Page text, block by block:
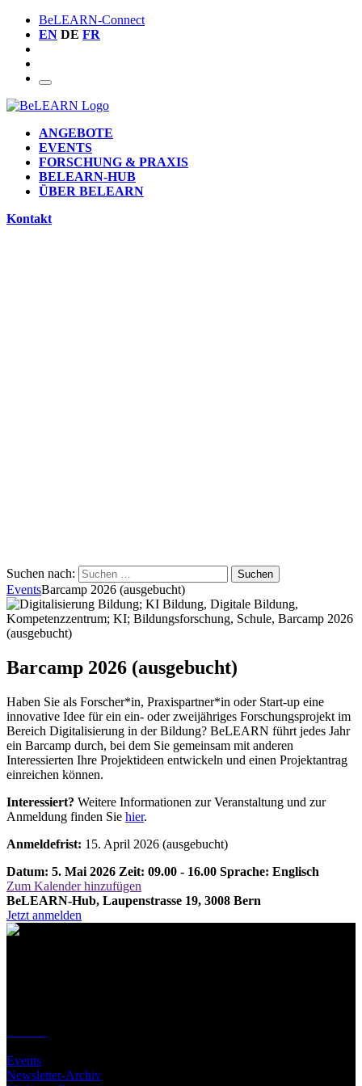
BeLEARN-Connect
EN DE FR
ANGEBOTE
EVENTS
FORSCHUNG & PRAXIS
BELEARN-HUB
ÜBER BELEARN
Kontakt
Suchen nach:
EventsBarcamp 2026 (ausgebucht)
Barcamp 2026 (ausgebucht)
Haben Sie als Forscher*in, Praxispartner*in oder Start-up eine
innovative Idee für ein ein- oder zweijähriges Forschungsprojekt im
Bereich Digitalisierung in der Bildung? BeLEARN führt jedes Jahr
ein Barcamp durch, bei dem Sie gemeinsam mit anderen
Interessierten Ihre Projektideen entwickeln und einen Projektantrag
einreichen können.
Interessiert? Weitere Informationen zur Veranstaltung und zur
Anmeldung finden Sie hier.
Anmeldefrist: 15. April 2026 (ausgebucht)
Datum: 5. Mai 2026 Zeit: 09.00 - 16.00 Sprache: Englisch
Zum Kalender hinzufügen
BeLEARN-Hub, Laupenstrasse 19, 3008 Bern
Jetzt anmelden
Events
Newsletter-Archiv